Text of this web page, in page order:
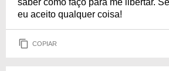
saber como faço para me libertar.
eu aceito qualquer coisa!
COPIAR